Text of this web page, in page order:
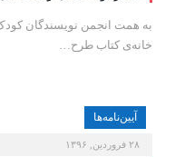
به همت انجمن نویسندگان
خانه‌ی کتاب طرح…
آیین‌نامه‌ها
۲۸ فروردین, ۱۳۹۶